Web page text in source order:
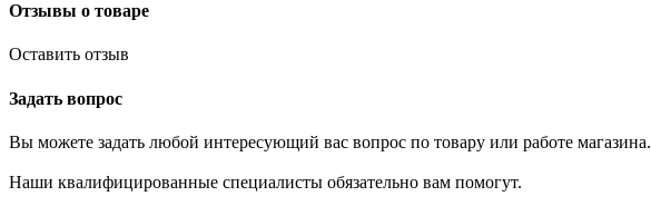
Отзывы о товаре
Оставить отзыв
Задать вопрос
Вы можете задать любой интересующий вас вопрос по товару или работе магазина.
Наши квалифицированные специалисты обязательно вам помогут.